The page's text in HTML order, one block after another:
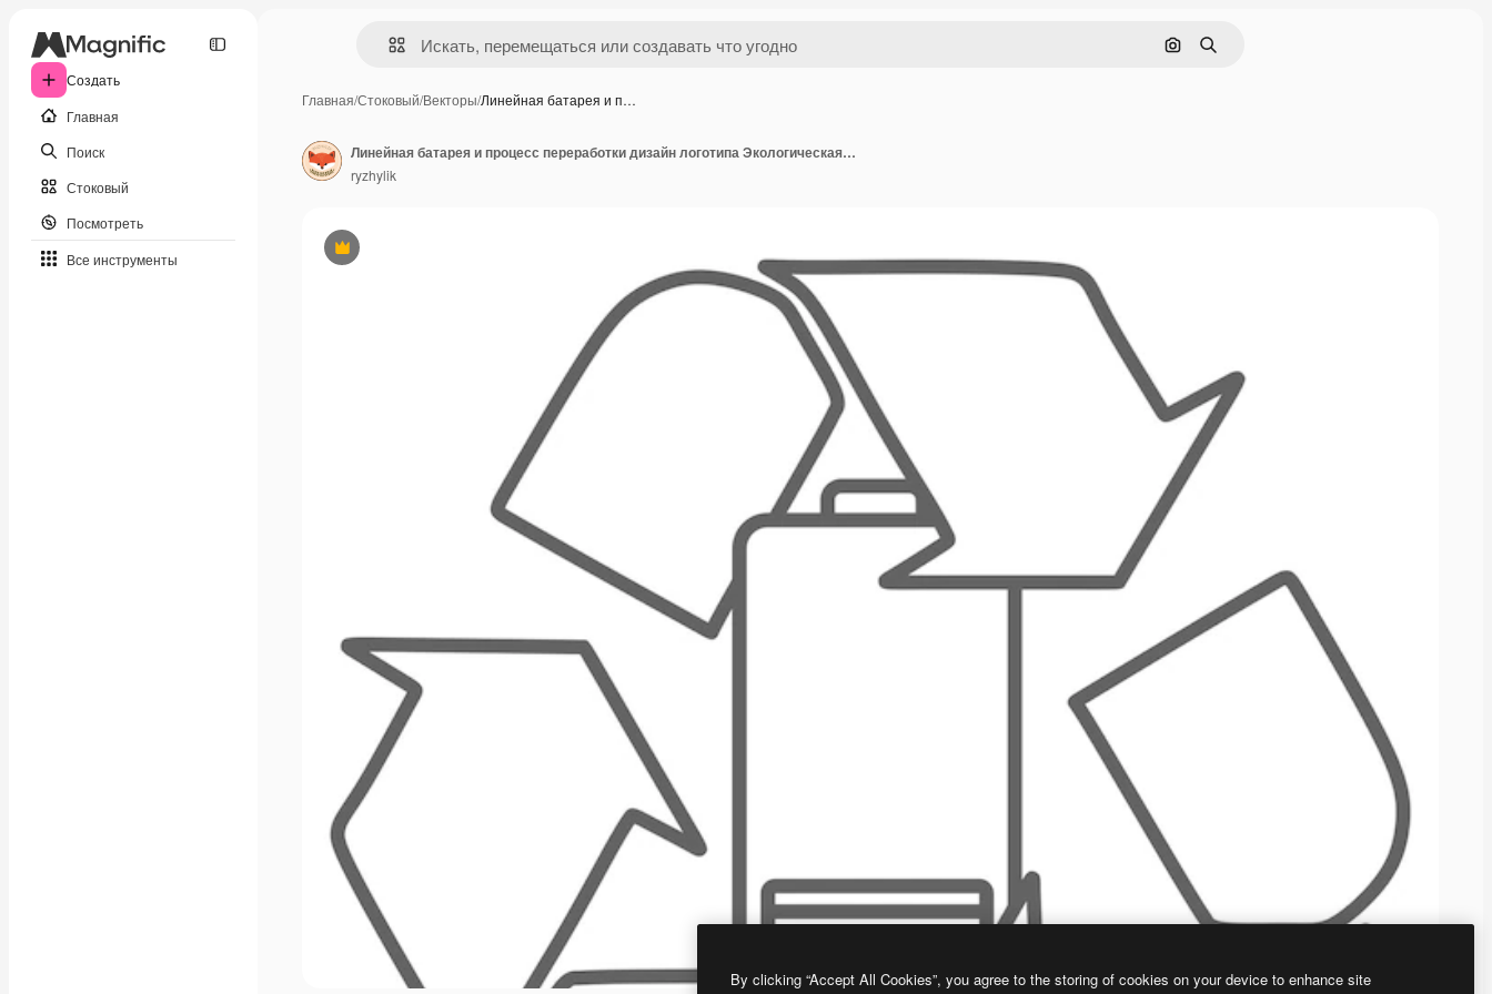
Создать
Главная
Поиск
Стоковый
Посмотреть
Все инструменты
Поиск по изображению
Поиск
Главная/Стоковый/Векторы/Линейная батарея и п…
Премиум
Линейная батарея и процесс переработки дизайн логотипа Экологическая переработка литий-ионной батареи или безопасная
ryzhylik
By clicking “Accept All Cookies”, you agree to the storing of cookies on your device to enhance site